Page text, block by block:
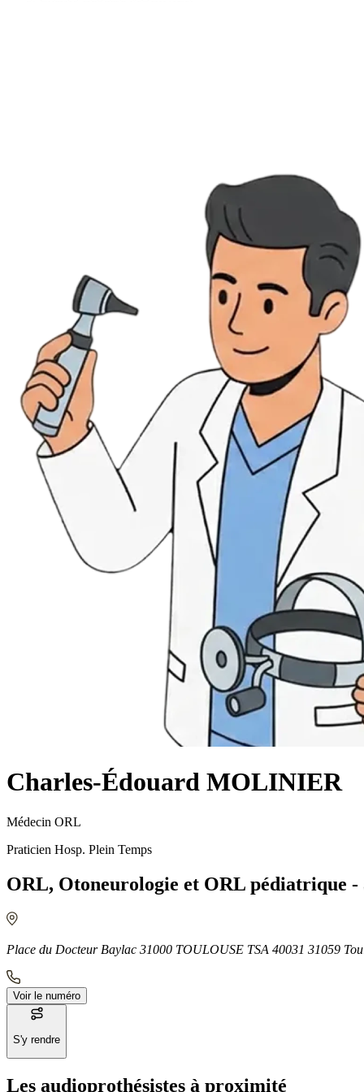
Charles-Édouard MOLINIER
Médecin ORL
Praticien Hosp. Plein Temps
ORL, Otoneurologie et ORL pédiatrique -
Place du Docteur Baylac 31000 TOULOUSE TSA 40031 31059
Voir le numéro
S'y rendre
Les audioprothésistes à proximité